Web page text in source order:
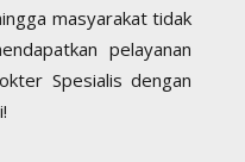
masyarakat tidak
pelayanan
Spesialis dengan